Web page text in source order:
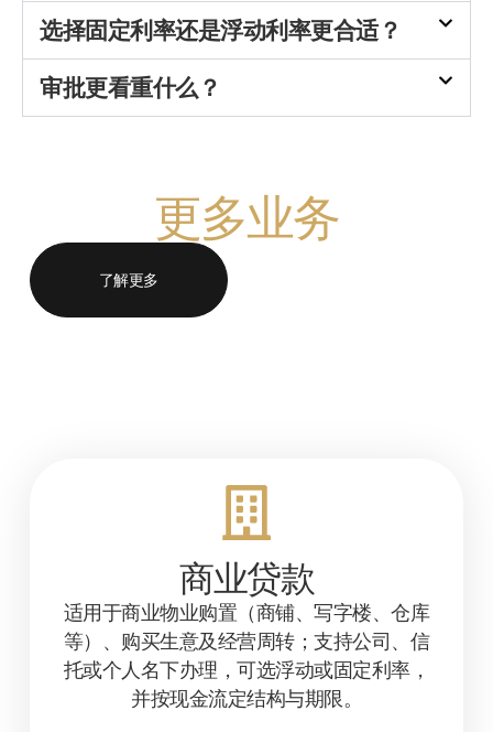
选择固定利率还是浮动利率更合适？
审批更看重什么？
更多业务
了解更多
商业贷款
适用于商业物业购置（商铺、写字楼、仓库
等）、购买生意及经营周转；支持公司、信
托或个人名下办理，可选浮动或固定利率，
并按现金流定结构与期限。